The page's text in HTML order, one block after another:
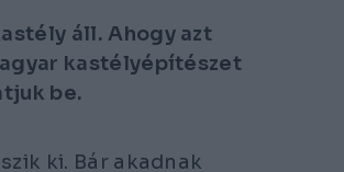
áll. Ahogy azt
kastélyépítészet
be.
ki. Bár akadnak